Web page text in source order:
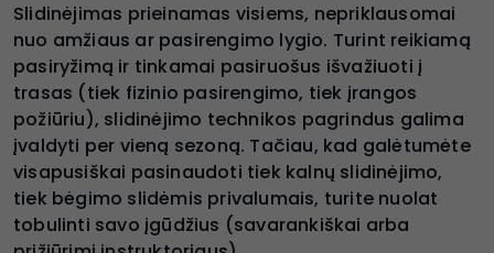
Slidinėjimas prieinamas visiems, nepriklausomai
nuo amžiaus ar pasirengimo lygio. Turint reikiamą
pasiryžimą ir tinkamai pasiruošus išvažiuoti į
trasas (tiek fizinio pasirengimo, tiek įrangos
požiūriu), slidinėjimo technikos pagrindus galima
įvaldyti per vieną sezoną. Tačiau, kad galėtumėte
visapusiškai pasinaudoti tiek kalnų slidinėjimo,
tiek bėgimo slidėmis privalumais, turite nuolat
tobulinti savo įgūdžius (savarankiškai arba